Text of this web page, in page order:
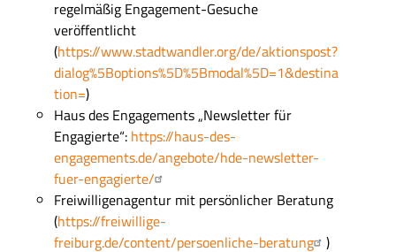
regelmäßig Engagement-Gesuche
veröffentlicht
(https://www.stadtwandler.org/de/aktionspost?
dialog%5Boptions%5D%5Bmodal%5D=1&destina
tion=)
Haus des Engagements „Newsletter für
Engagierte“: https://haus-des-
engagements.de/angebote/hde-newsletter-
fuer-engagierte/
Freiwilligenagentur mitpersönlicherBeratung
(https://freiwillige-
freiburg.de/content/persoenliche-beratung )